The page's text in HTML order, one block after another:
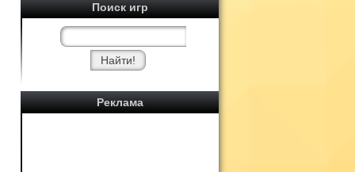
Поиск игр
Реклама